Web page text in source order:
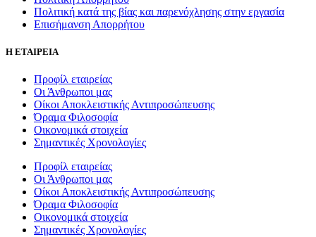
Πολιτική κατά της βίας και παρενόχλησης στην εργασία
Επισήμανση Απορρήτου
Η ΕΤΑΙΡΕΙΑ
Προφίλ εταιρείας
Οι Άνθρωποι μας
Οίκοι Αποκλειστικής Αντιπροσώπευσης
Όραμα Φιλοσοφία
Οικονομικά στοιχεία
Σημαντικές Χρονολογίες
Προφίλ εταιρείας
Οι Άνθρωποι μας
Οίκοι Αποκλειστικής Αντιπροσώπευσης
Όραμα Φιλοσοφία
Οικονομικά στοιχεία
Σημαντικές Χρονολογίες